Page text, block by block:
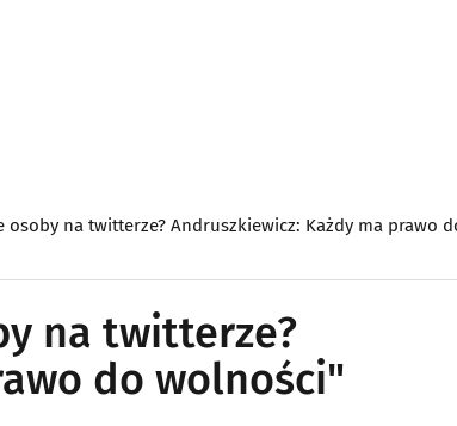
osoby na twitterze? Andruszkiewicz: Każdy ma prawo
na twitterze?
do wolności"